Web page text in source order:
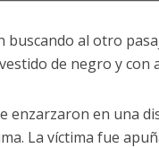
al otro
de negro y con
enzarzaron en una
La víctima fue